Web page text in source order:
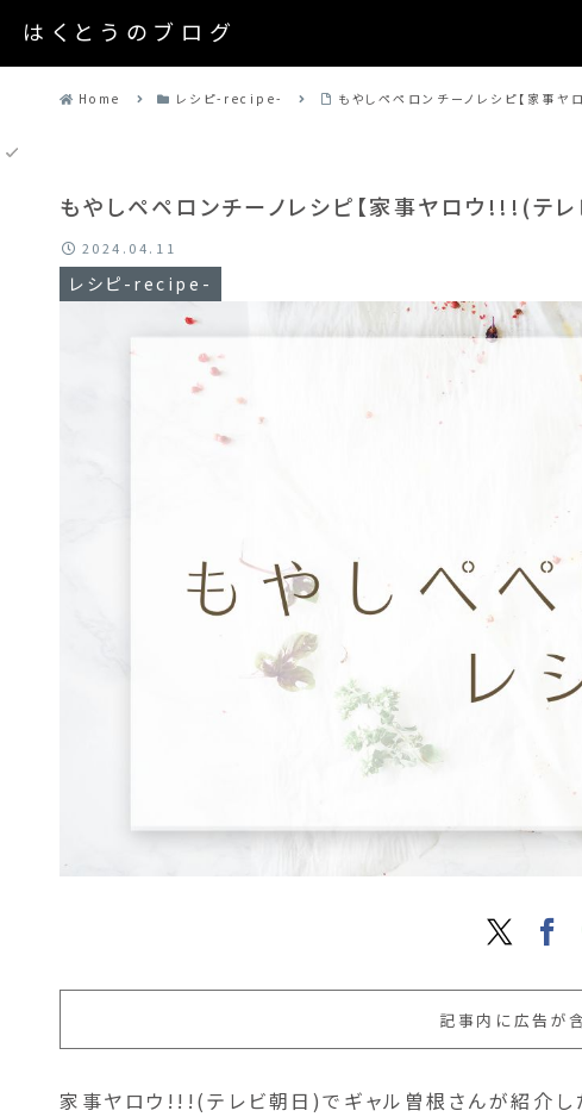
はくとうのブログ
Home レシピ-recipe- もやしペペロンチーノレシピ【家
もやしペペロンチーノレシピ【家事ヤロウ!!!(テ
レシピ-recipe-
2024.04.11
記事内に広告が
家事ヤロウ!!!(テレビ朝日)でギャル曽根さんが紹介し